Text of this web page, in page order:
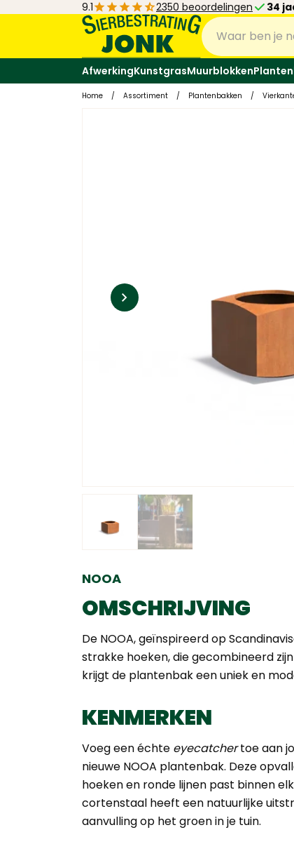
9.1 2350 beoordelingen 34
AfwerkingKunstgrasMuurblokken
Home / Assortiment / Plantenbakken /
NOOA
OMSCHRIJVING
De NOOA, geïnspireerd op
strakke hoeken, die gecombineerd
krijgt de plantenbak een uniek en
KENMERKEN
Voeg een échte eyecatchertoe aan
nieuwe NOOA plantenbak. Deze
hoeken en ronde lijnen past binnen
cortenstaal heeft een natuurlijke
aanvulling op het groen in je tuin.